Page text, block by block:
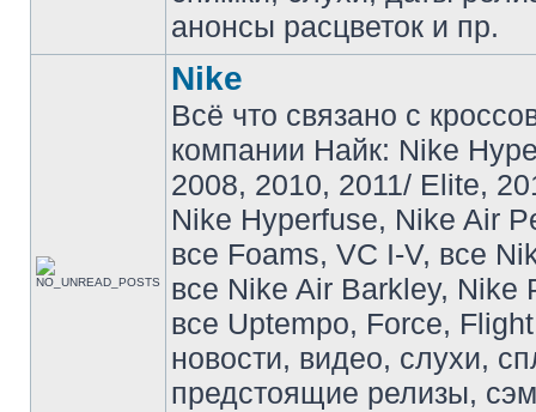
анонсы расцветок и пр.
Nike
Всё что связано с
компании Найк: Nike
2008, 2010, 2011/ Elite,
Nike Hyperfuse, Nike Air
все Foams, VC I-V, все
все Nike Air Barkley, Nike
все Uptempo, Force,
новости, видео, слухи,
предстоящие релизы,